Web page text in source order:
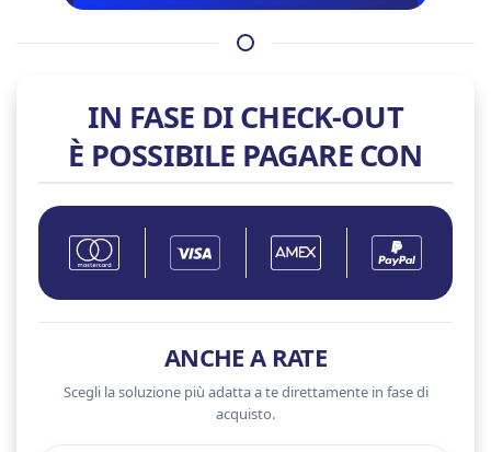
IN FASE DI CHECK-OUT
È POSSIBILE PAGARE CON
ANCHE A RATE
Scegli la soluzione più adatta a te direttamente in fase di
acquisto.